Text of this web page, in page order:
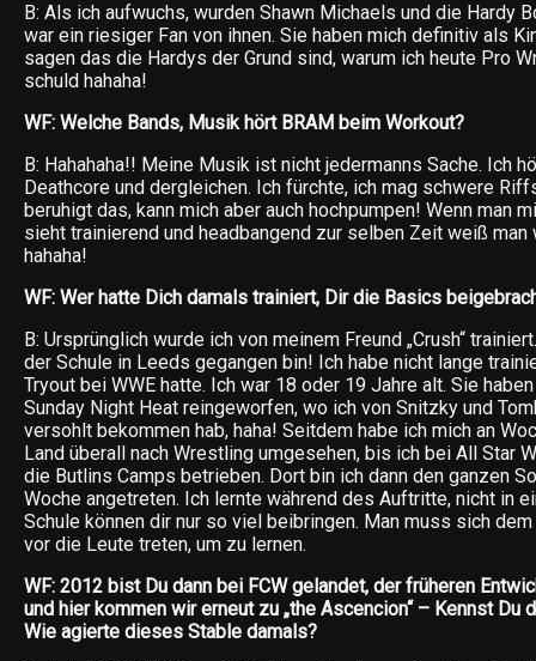
B: Als ich aufwuchs, wurden Shawn Michaels und die Hardy
war ein riesiger Fan von ihnen. Sie haben mich definitiv als
sagen das die Hardys der Grund sind, warum ich heute Pro
schuld hahaha!
WF: Welche Bands, Musik hört BRAM beim Workout?
B: Hahahaha!! Meine Musik ist nicht jedermanns Sache. Ich
Deathcore und dergleichen. Ich fürchte, ich mag schwere
beruhigt das, kann mich aber auch hochpumpen! Wenn man
sieht trainierend und headbangend zur selben Zeit weiß man
hahaha!
WF: Wer hatte Dich damals trainiert, Dir die Basics
B: Ursprünglich wurde ich von meinem Freund „Crush“
der Schule in Leeds gegangen bin! Ich habe nicht lange
Tryout bei WWE hatte. Ich war 18 oder 19 Jahre alt. Sie
Sunday Night Heat reingeworfen, wo ich von Snitzky und
versohlt bekommen hab, haha! Seitdem habe ich mich an
Land überall nach Wrestling umgesehen, bis ich bei All Star
die Butlins Camps betrieben. Dort bin ich dann den ganzen
Woche angetreten. Ich lernte während des Auftritte, nicht in
Schule können dir nur so viel beibringen. Man muss sich
vor die Leute treten, um zu lernen.
WF: 2012 bist Du dann bei FCW gelandet, der früheren
und hier kommen wir erneut zu „the Ascencion“ – Kennst Du
Wie agierte dieses Stable damals?